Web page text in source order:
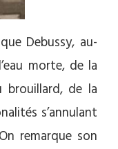
Debussy, au-
morte, de la
brouillard, de la
s’annulant
remarque son